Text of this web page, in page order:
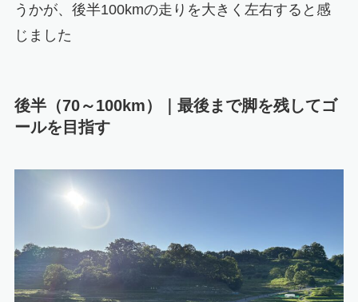
うかが、後半100kmの走りを大きく左右すると感
じました
後半（70～100km）｜最後まで脚を残してゴ
ールを目指す